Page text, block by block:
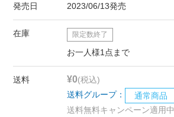
発売日 2023/06/13発売
在庫 限定数終了
お一人様1点まで
送料 ¥0(税込)
送料グループ：
通常商品
送料無料キャンペーン適用中